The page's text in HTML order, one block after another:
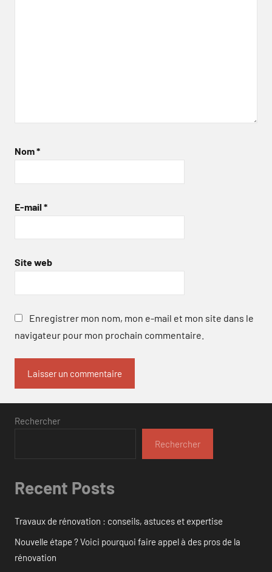
Nom*
E-mail *
Site web
Enregistrer mon nom, mon e-mail et mon site dans le
navigateur pour mon prochain commentaire.
Rechercher
Rechercher
Recent Posts
Travaux de rénovation : conseils, astuces et expertise
Nouvelle étape ? Voici pourquoi faire appel à des pros de la
rénovation